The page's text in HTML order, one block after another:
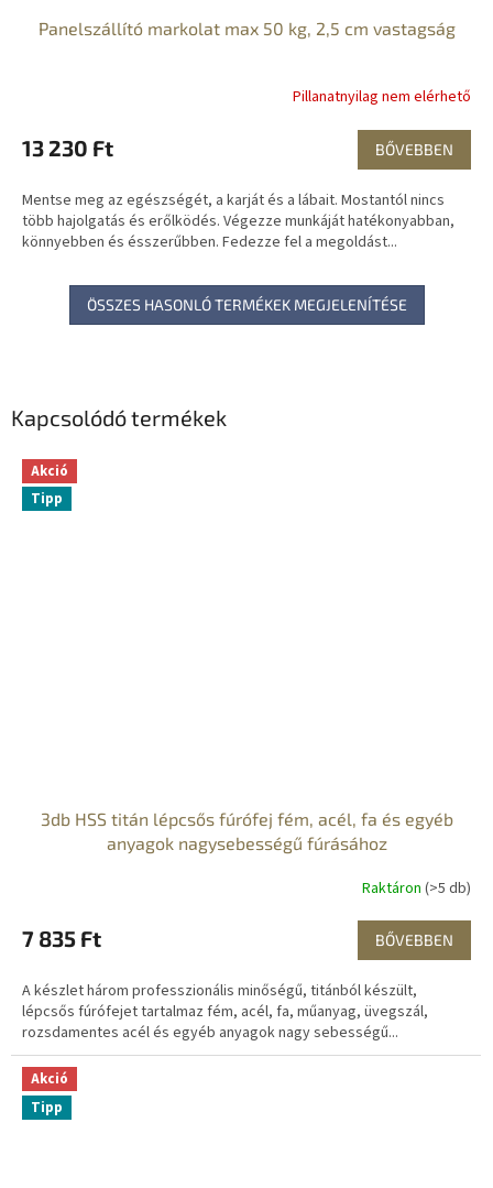
Kapcsolódó termékek
Akció
Tipp
3db HSS titán lépcsős fúrófej fém, acél, fa és egyéb
anyagok nagysebességű fúrásához
Raktáron (>5 db)
7 835 Ft BŐVEBBEN
A készlet három professzionális minőségű, titánból készült,
lépcsős fúrófejet tartalmaz fém, acél, fa, műanyag, üvegszál,
rozsdamentes acél és egyéb anyagok nagy sebességű...
Akció
Tipp
Panelszállító markolat max 50 kg, 2,5 cm vastagság
Pillanatnyilag nem elérhető
13 230 Ft BŐVEBBEN
Mentse meg az egészségét, a karját és a lábait. Mostantól nincs
több hajolgatás és erőlködés. Végezze munkáját hatékonyabban,
könnyebben és ésszerűbben. Fedezze fel a megoldást...
ÖSSZES HASONLÓ TERMÉKEK MEGJELENÍTÉSE